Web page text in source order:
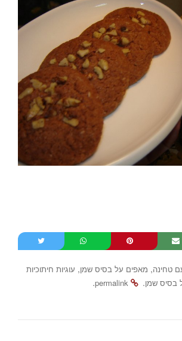
טחינה, מאפים על בסיס שמן, עוגיות חיתוכיות
בסיס שמן.
permalink
.